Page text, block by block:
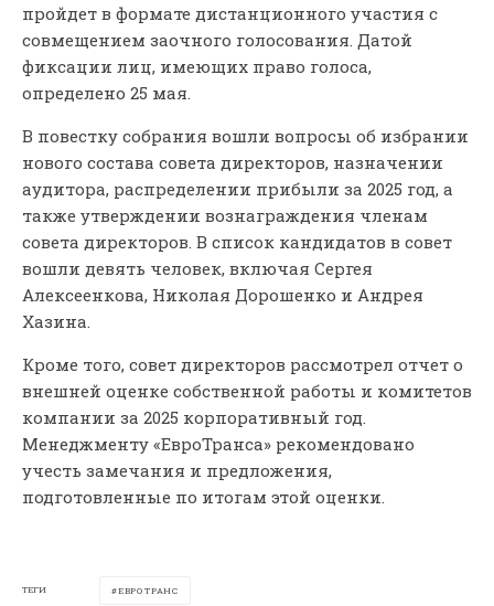
пройдет в формате дистанционного участия с
совмещением заочного голосования. Датой
фиксации лиц, имеющих право голоса,
определено 25 мая.
В повестку собрания вошли вопросы об избрании
нового состава совета директоров, назначении
аудитора, распределении прибыли за 2025 год, а
также утверждении вознаграждения членам
совета директоров. В список кандидатов в совет
вошли девять человек, включая Сергея
Алексеенкова, Николая Дорошенко и Андрея
Хазина.
Кроме того, совет директоров рассмотрел отчет о
внешней оценке собственной работы и комитетов
компании за 2025 корпоративный год.
Менеджменту «ЕвроТранса» рекомендовано
учесть замечания и предложения,
подготовленные по итогам этой оценки.
ТЕГИ ЕВРОТРАНС